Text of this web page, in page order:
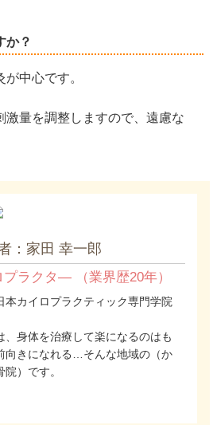
か？
中心です。
激量を調整しますので、遠慮な
：家田 幸一郎
ラクタ― （業界歴20年）
本カイロプラクティック専門学院
、身体を治療して楽になるのはも
向きになれる…そんな地域の（か
）です。